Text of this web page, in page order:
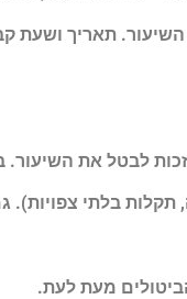
השיעור. תאריך ושעת
בלתי צפויות).
מעת לעת.